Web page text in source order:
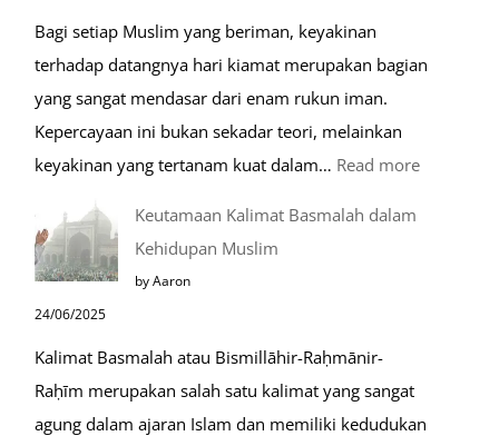
Bagi setiap Muslim yang beriman, keyakinan
terhadap datangnya hari kiamat merupakan bagian
yang sangat mendasar dari enam rukun iman.
Kepercayaan ini bukan sekadar teori, melainkan
keyakinan yang tertanam kuat dalam… Read more:
Keutamaan Kalimat Basmalah dalam
Kehidupan Muslim
by Aaron
24/06/2025
Kalimat Basmalah atau Bismillāhir-Raḥmānir-
Raḥīm merupakan salah satu kalimat yang sangat
agung dalam ajaran Islam dan memiliki kedudukan